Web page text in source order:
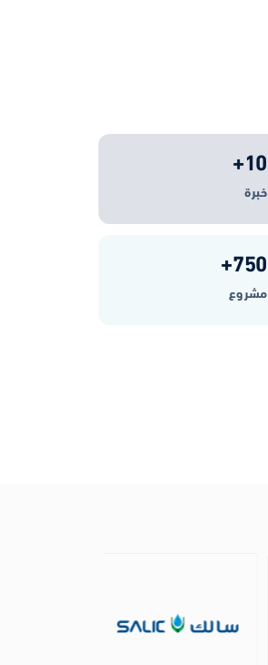
+10
خبرة
+750
مشروع